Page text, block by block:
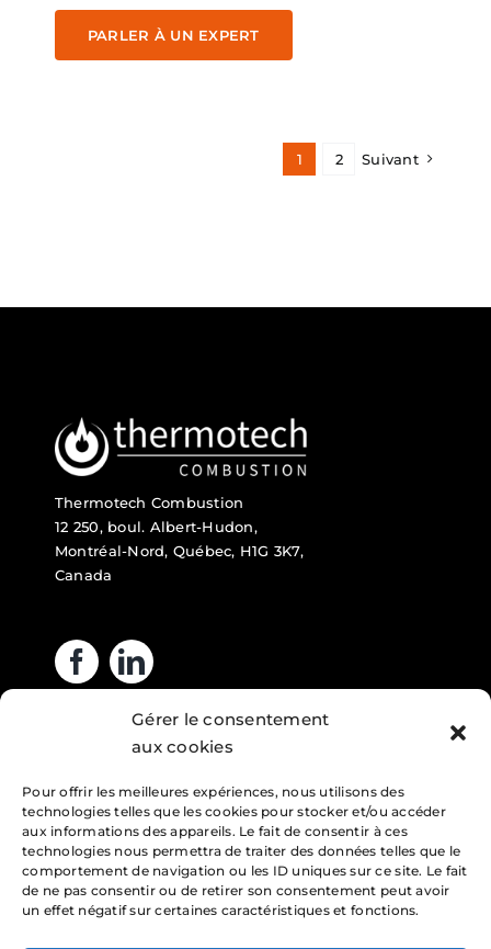
Gérer le consentement
aux cookies
Pour offrir les meilleures expériences, nous utilisons des
technologies telles que les cookies pour stocker et/ou accéder
aux informations des appareils. Le fait de consentir à ces
technologies nous permettra de traiter des données telles que le
comportement de navigation ou les ID uniques sur ce site. Le fait
de ne pas consentir ou de retirer son consentement peut avoir
un effet négatif sur certaines caractéristiques et fonctions.
PARLER À UN EXPERT
1 2 Suivant
Thermotech Combustion
12 250, boul. Albert-Hudon,
Montréal-Nord, Québec, H1G 3K7,
Canada
Heures d’ouverture
Lundi : 7h – 16h
Mardi : 7h – 16h
Mercredi : 7h – 16h
Jeudi : 7h – 16h